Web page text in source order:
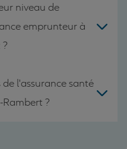
niveau de
emprunteur à
l'assurance santé
?